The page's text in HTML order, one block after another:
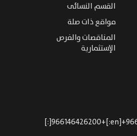
القسم النسائى
مواقع ذات صلة
المناقصات والفرص
الإستثمارية